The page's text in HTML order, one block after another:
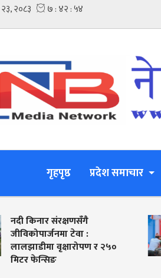
गृहपृष्ठ प्रदेश समाचार
नदी किनार संरक्षणसँगै
जीविकोपार्जनमा टेवा :
लालझाडीमा वृक्षारोपण र २५०
मिटर फेन्सिङ